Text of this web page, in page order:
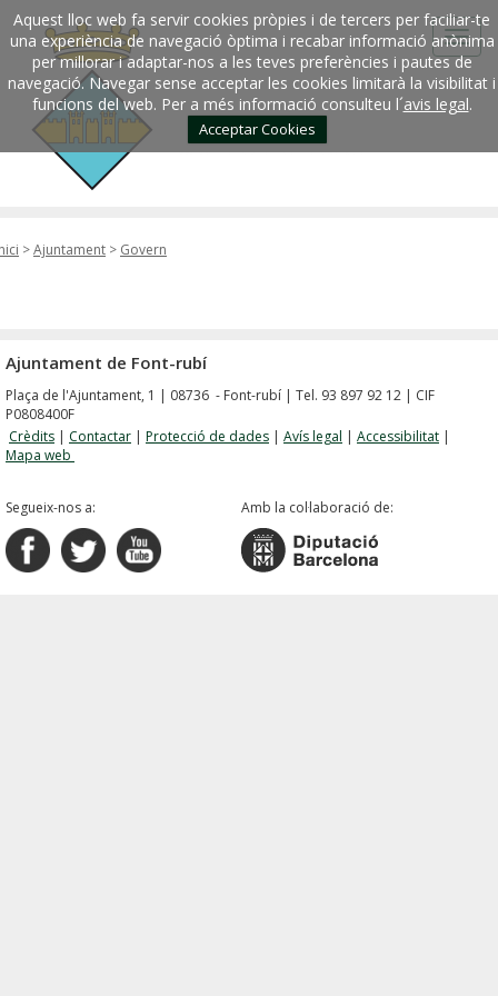
Aquest lloc web fa servir cookies pròpies i de tercers per faciliar-te
una experiència de navegació òptima i recabar informació anònima
per millorar i adaptar-nos a les teves preferències i pautes de
navegació. Navegar sense acceptar les cookies limitarà la visibilitat i
funcions del web. Per a més informació consulteu l´avis legal.
Acceptar Cookies
>Ajuntament > Govern
Ajuntament de Font-rubí
Plaça de l'Ajuntament, 1 | 08736 - Font-rubí | Tel. 93 897 92 12 | CIF
P0808400F
Crèdits | Contactar | Protecció de dades | Avís legal | Accessibilitat |
Mapa web
Segueix-nos a: Amb la col·laboració de: